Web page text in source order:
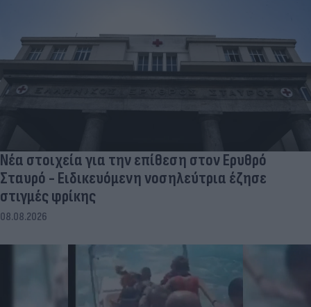
Νέα στοιχεία για την επίθεση στον Ερυθρό
Σταυρό - Ειδικευόμενη νοσηλεύτρια έζησε
στιγμές φρίκης
08.08.2026